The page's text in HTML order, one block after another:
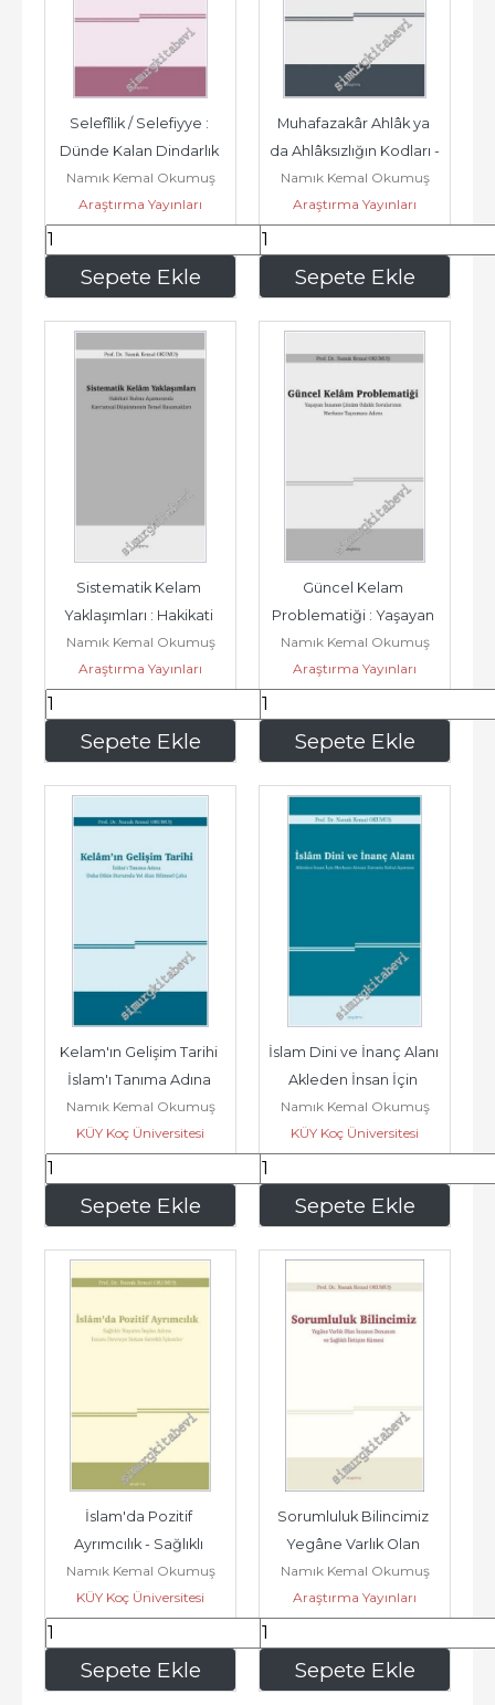
Sepete Ekle
Selefîlik / Selefiyye :
Dünde Kalan Dindarlık
Ezberinin Günü ve
Geleceği...
Namık Kemal Okumuş
Araştırma Yayınları
357,70 Sepete Ekle
Muhafazakâr Ahlâk ya
da Ahlâksızlığın Kodları -
Namık Kemal Okumuş
Araştırma Yayınları
511,00
Sepete Ekle
Sistematik Kelam
Yaklaşımları : Hakikati
Bulma Aşamasında
Kavramsal...
Namık Kemal Okumuş
Araştırma Yayınları
511,00 Sepete Ekle
Güncel Kelam
Problematiği : Yaşayan
İnsanın Çözüm Odaklı
Sorularının...
Namık Kemal Okumuş
Araştırma Yayınları
383,25
Sepete Ekle
Kelam'ın Gelişim Tarihi
İslam'ı Tanıma Adına
Daha Etkin Durumda
Yol Alan...
Namık Kemal Okumuş
KÜY Koç Üniversitesi
Yayınları / VEKAM (Koç
Üniversitesi Vehbi Koç
Ankara Araştırmaları
472,50 Sepete Ekle
İslam Dini ve İnanç Alanı
Akleden İnsan İçin
Merkeze Alınan
Zorunlu...
Namık Kemal Okumuş
KÜY Koç Üniversitesi
Yayınları / VEKAM (Koç
Üniversitesi Vehbi Koç
Ankara Araştırmaları
630,00
Sepete Ekle
İslam'da Pozitif
Ayrımcılık - Sağlıklı
Hayatın İnşası Adına
İnsanı...
Namık Kemal Okumuş
KÜY Koç Üniversitesi
Yayınları / VEKAM (Koç
Üniversitesi Vehbi Koç
Ankara Araştırmaları
367,50 Sepete Ekle
Sorumluluk Bilincimiz
Yegâne Varlık Olan
İnsanın Donanım ve
Sağlıklı...
Namık Kemal Okumuş
Araştırma Yayınları
485,45